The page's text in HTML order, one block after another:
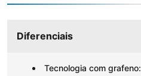
Diferenciais
Tecnologia com grafeno: